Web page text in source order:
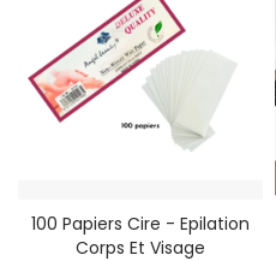
100 Papiers Cire - Epilation
Corps Et Visage